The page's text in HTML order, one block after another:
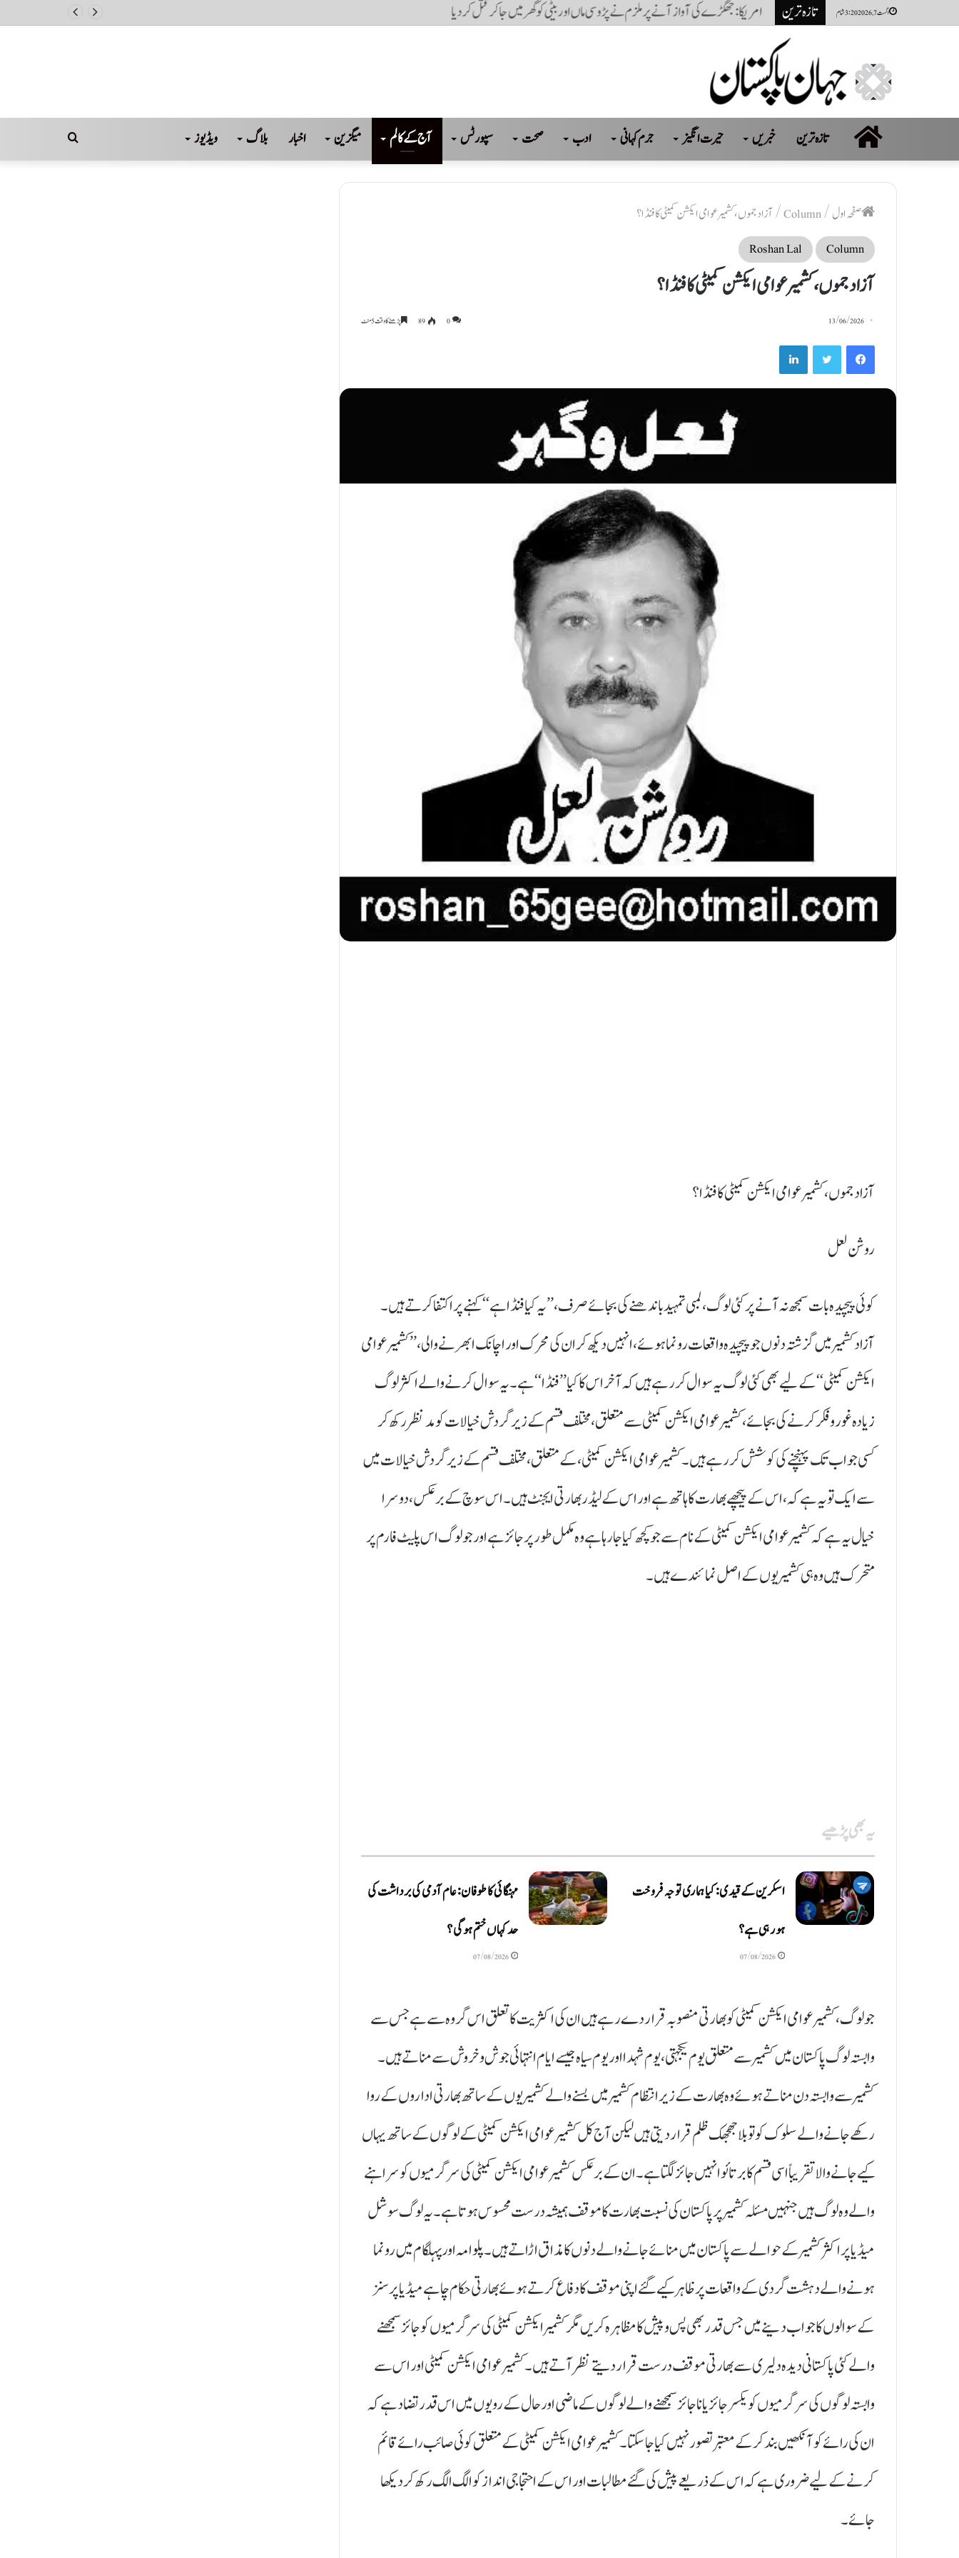
اگست 7, 2026 3:20 شام تازہ ترین امریکا: جھگڑے کی آواز آنے پر ملزم نے پڑوسی ماں اور بیٹی کو گھر میں جا کر قتل کر دیا
صفحہ
اول
تازہ ترین خبریں حیرت انگیز جرم کہانی ادب صحت سپورٹس آج کے کالم میگزین اخبار بلاگ ویڈیوز Search
صفحہ اول /
Column
/آزاد جموں، کشمیر عوامی ایکشن کمیٹی کا فنڈا؟
Column
Roshan Lal
آزاد جموں، کشمیر عوامی ایکشن کمیٹی کا فنڈا؟
13/06/2026
0
89 پڑھنے کا وقت 5 منٹ
Facebook
Twitter
LinkedIn
آزاد جموں، کشمیر عوامی ایکشن کمیٹی کا فنڈا؟
روشن لعل
کوئی پیچیدہ بات سمجھ نہ آنے پر کئی لوگ ، لمبی تمہید باندھنے کی بجائے صرف ، ’’ یہ کیا فنڈا ہے‘‘ کہنے پر اکتفا کرتے ہیں ۔
آزاد کشمیر میں گزشتہ دنوں جو پیچیدہ واقعات رونما ہوئے ،انہیں دیکھ کر ان کی محرک اور اچانک ابھرنے والی، ’’ کشمیر عوامی
ایکشن کمیٹی ‘‘ کے لیے بھی کئی لوگ یہ سوال کر رہے ہیں کہ آخر اس کا کیا ’’ فنڈا‘‘ ہے۔ یہ سوال کرنے والے اکثر لوگ
زیادہ غور و فکر کرنے کی بجائے ، کشمیر عوامی ایکشن کمیٹی سے متعلق ، مختلف قسم کے زیر گردش خیالات کو مد نظر رکھ کر
کسی جواب تک پہنچنے کی کوشش کر رہے ہیں۔ کشمیر عوامی ایکشن کمیٹی ، کے متعلق ، مختلف قسم کے زیر گردش خیالات میں
سے ایک تو یہ ہے کہ ، اس کے پیچھے بھارت کا ہاتھ ہے اور اس کے لیڈر بھارتی ایجنٹ ہیں۔ اس سوچ کے برعکس ، دوسرا
خیال یہ ہے کہ کشمیر عوامی ایکشن کمیٹی کے نام سے جو کچھ کیا جارہا ہے وہ مکمل طور پر جائز ہے اور جو لوگ اس پلیٹ فارم پر
متحرک ہیں وہ ہی کشمیریوں کے اصل نمائندے ہیں۔
یہ بھی پڑھیے
اسکرین کے قیدی: کیا ہماری توجہ فروخت
ہو رہی ہے؟
07/08/2026
مہنگائی کا طوفان: عام آدمی کی برداشت کی
حد کہاں ختم ہوگی؟
07/08/2026
جو لوگ، کشمیر عوامی ایکشن کمیٹی کو بھارتی منصوبہ قرار دے رہے ہیں ان کی اکثریت کا تعلق اس گروہ سے ہے جس سے
وابستہ لوگ پاکستان میں کشمیر سے متعلق یوم یکجہتی ، یوم شہدا اور یوم سیاہ جیسے ایام انتہائی جوش و خروش سے مناتے ہیں۔
کشمیر سے وابستہ دن مناتے ہوئے وہ بھارت کے زیر انتظام کشمیر میں بسنے والے کشمیریوں کے ساتھ بھارتی اداروں کے روا
رکھے جانے والے سلوک کو تو بلا جھجھک ظلم قرار دیتی ہیں لیکن آج کل کشمیر عوامی ایکشن کمیٹی کے لوگوں کے ساتھ یہاں
کیے جانے والا تقریباً اسی قسم کا برتائو انہیں جائز لگتا ہے۔ ان کے برعکس کشمیر عوامی ایکشن کمیٹی کی سرگرمیوں کو سراہنے
والے وہ لوگ ہیں جنہیں مسئلہ کشمیر پر پاکستان کی نسبت بھارت کا موقف ہمیشہ درست محسوس ہوتا ہے۔ یہ لوگ سوشل
میڈیا پر اکثر کشمیر کے حوالے سے پاکستان میں منائے جانے والے دنوں کا مذاق اڑاتے ہیں۔ پلوامہ اور پہلگام میں رونما
ہونے والے دہشت گردی کے واقعات پر ظاہر کیے گئے اپنی موقف کا دفاع کرتے ہوئے بھارتی حکام چاہے میڈیا پرسنز
کے سوالوں کا جواب دینے میں جس قدر بھی پس و پیش کا مظاہرہ کریں مگر کشمیر ایکشن کمیٹی کی سرگرمیوں کو جائز سمجھنے
والے کئی پاکستانی دیدہ دلیری سے بھارتی موقف درست قرار دیتے نظر آتے ہیں۔ کشمیر عوامی ایکشن کمیٹی اور اس سے
وابستہ لوگوں کی سرگرمیوں کو یکسر جائز یا ناجائز سمجھنے والے لوگوں کے ماضی اور حال کے رویوں میں اس قدر تضاد ہے کہ
ان کی رائے کو آنکھیں بند کر کے معتبر تصور نہیں کیا جاسکتا۔ کشمیر عوامی ایکشن کمیٹی کے متعلق کوئی صائب رائے قائم
کرنے کے لیے ضروری ہے کہ اس کے ذریعے پیش کی گئے مطالبات اور اس کے احتجاجی انداز کو الگ الگ رکھ کر دیکھا
جائے ۔